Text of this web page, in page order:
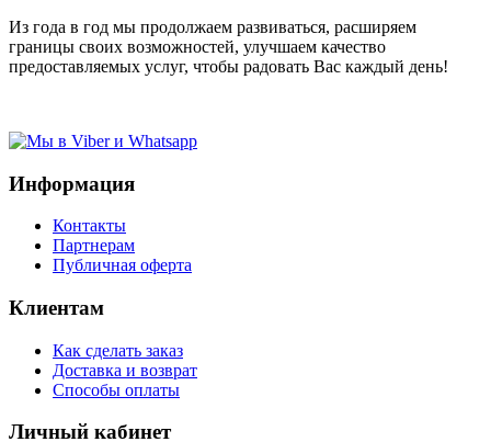
Из года в год мы продолжаем развиваться, расширяем
границы своих возможностей, улучшаем качество
предоставляемых услуг, чтобы радовать Вас каждый день!
Информация
Контакты
Партнерам
Публичная оферта
Клиентам
Как сделать заказ
Доставка и возврат
Способы оплаты
Личный кабинет